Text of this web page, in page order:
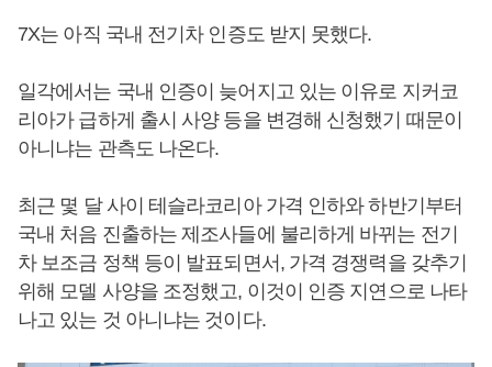
7X는 아직 국내 전기차 인증도 받지 못했다.
일각에서는 국내 인증이 늦어지고 있는 이유로 지커코
리아가 급하게 출시 사양 등을 변경해 신청했기 때문이
아니냐는 관측도 나온다.
최근 몇 달 사이 테슬라코리아 가격 인하와 하반기부터
국내 처음 진출하는 제조사들에 불리하게 바뀌는 전기
차 보조금 정책 등이 발표되면서, 가격 경쟁력을 갖추기
위해 모델 사양을 조정했고, 이것이 인증 지연으로 나타
나고 있는 것 아니냐는 것이다.